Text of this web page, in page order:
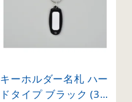
キーホルダー名札 ハー
ドタイプ ブラック (30